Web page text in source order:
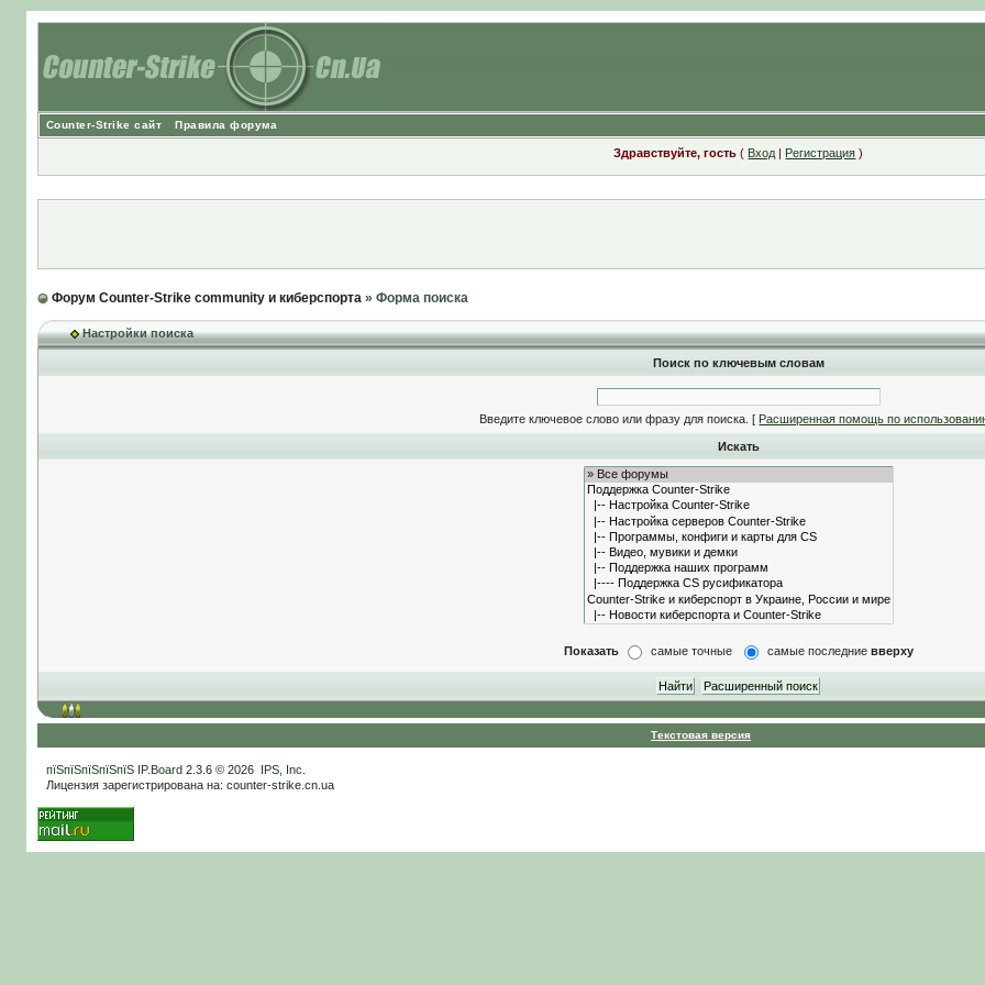
Counter-Strike сайт Правила форума
Здравствуйте, гость ( Вход | Регистрация )
Форум Counter-Strike community и киберспорта» Форма поиска
Настройки поиска
Поиск по ключевым словам
Введите ключевое слово или фразу для поиска. [ Расширенная помощь по
Искать
Показать самые точные самые последние вверху
Текстовая версия
пїЅпїЅпїЅпїЅпїЅ IP.Board2.3.6 © 2026 IPS, Inc
Лицензия зарегистрирована на: counter-strike.cn.ua